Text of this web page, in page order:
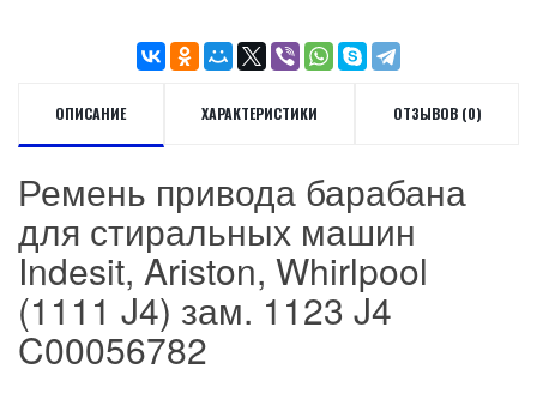
ОПИСАНИЕ ХАРАКТЕРИСТИКИ ОТЗЫВОВ (0)
Ремень привода барабана
для стиральных машин
Indesit, Ariston, Whirlpool
(1111 J4) зам. 1123 J4
C00056782